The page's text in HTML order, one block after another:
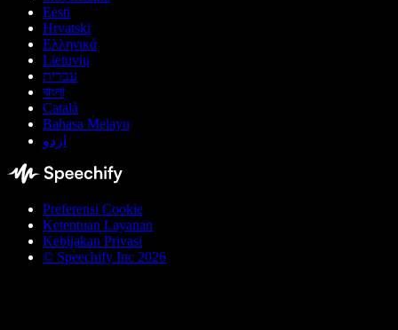
Eesti
Hrvatski
Ελληνικά
Lietuvių
עברית
বাংলা
Català
Bahasa Melayu
اردو
Preferensi Cookie
Ketentuan Layanan
Kebijakan Privasi
© Speechify Inc 2026